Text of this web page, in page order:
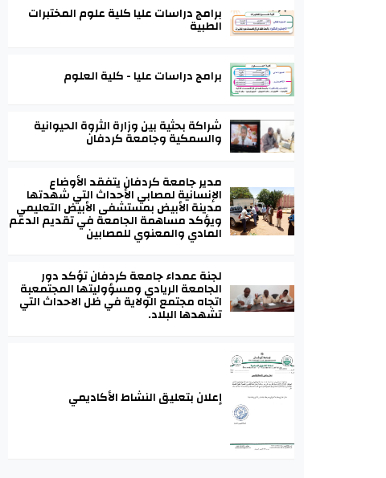
برامج دراسات عليا كلية علوم المختبرات
الطبية
برامج دراسات عليا - كلية العلوم
شراكة بحثية بين وزارة الثروة الحيوانية
والسمكية وجامعة كردفان
مدير جامعة كردفان يتفقد الأوضاع
الإنسانية لمصابي الأحداث التي شهدتها
مدينة الأبيض بمستشفى الأبيض التعليمي
ويؤكد مساهمة الجامعة في تقديم الدعم
المادي والمعنوي للمصابين
لجنة عمداء جامعة كردفان تؤكد دور
الجامعة الريادي ومسؤوليتها المجتمعبة
اتجاه مجتمع الولاية في ظل الاحداث التي
تشهدها البلاد.
إعلان بتعليق النشاط الأكاديمي